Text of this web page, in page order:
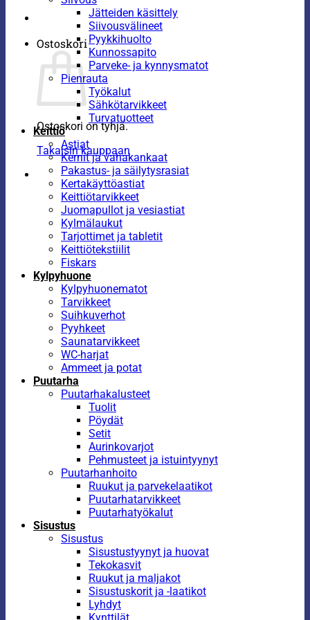
Ostoskori
Ostoskori on tyhjä.
Takaisin kauppaan
Jätteiden käsittely
Siivousvälineet
Pyykkihuolto
Kunnossapito
Parveke- ja kynnysmatot
Pienrauta
Työkalut
Sähkötarvikkeet
Turvatuotteet
Keittiö
Astiat
Kernit ja vahakankaat
Pakastus- ja säilytysrasiat
Kertakäyttöastiat
Keittiötarvikkeet
Juomapullot ja vesiastiat
Kylmälaukut
Tarjottimet ja tabletit
Keittiötekstiilit
Fiskars
Kylpyhuone
Kylpyhuonematot
Tarvikkeet
Suihkuverhot
Pyyhkeet
Saunatarvikkeet
WC-harjat
Ammeet ja potat
Puutarha
Puutarhakalusteet
Tuolit
Pöydät
Setit
Aurinkovarjot
Pehmusteet ja istuintyynyt
Puutarhanhoito
Ruukut ja parvekelaatikot
Puutarhatarvikkeet
Puutarhatyökalut
Sisustus
Sisustus
Sisustustyynyt ja huovat
Tekokasvit
Ruukut ja maljakot
Sisustuskorit ja -laatikot
Lyhdyt